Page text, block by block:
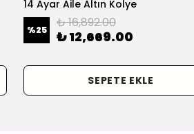
14 Ayar Aile Altın Kolye
%25 ₺ 16,892.00
₺ 12,669.00
SEPETE EKLE